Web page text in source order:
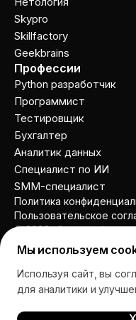
Skypro
Skillfactory
Geekbrains
Профессии
Python разработчик
Программист
Тестировщик
Бухгалтер
Аналитик данных
Специалист по ИИ
SMM-специалист
© 2026 allcourses.io
Пользовательское
Политика
Мы используем
Используя сайт, вы
для аналитики и